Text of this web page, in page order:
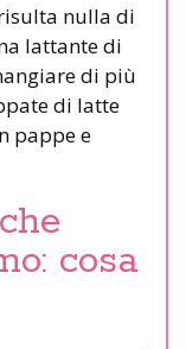
nulla di
lattante di
di più
di latte
pappe e
cosa